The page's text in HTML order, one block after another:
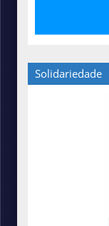
Solidariedade